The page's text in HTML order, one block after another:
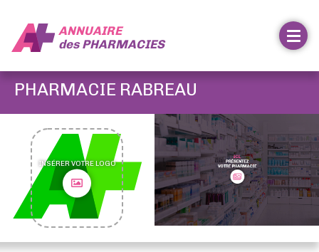
ANNUAIRE
desPHARMACIES
PHARMACIE RABREAU
INSÉRER VOTRE LOGO